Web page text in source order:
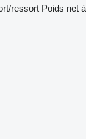
ressort Poids net à